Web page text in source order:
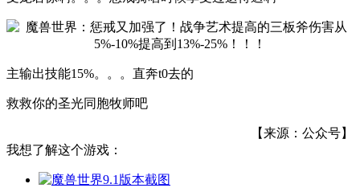
主输出技能15%。。。直奔t0去的
救救你的圣光同胞牧师吧
【来源：公众号】
我想了解这个游戏：